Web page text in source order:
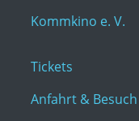
Kommkino e. V.
Tickets
Anfahrt & Besuch